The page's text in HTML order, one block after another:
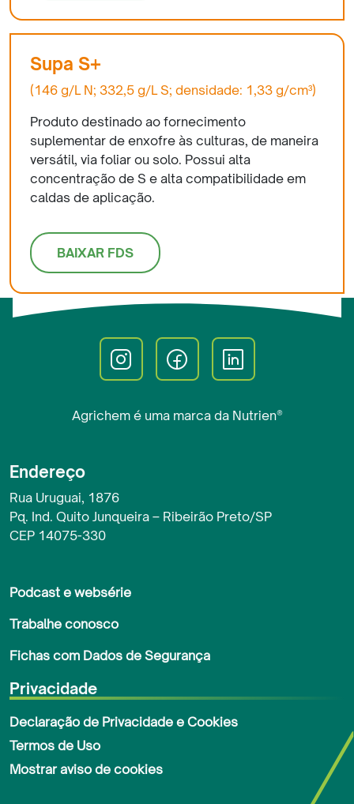
Supa S+
(146 g/L N; 332,5 g/L S; densidade: 1,33 g/cm³)
Produto destinado ao fornecimento
suplementar de enxofre às culturas, de maneira
versátil, via foliar ou solo. Possui alta
concentração de S e alta compatibilidade em
caldas de aplicação.
BAIXAR FDS
Agrichem é uma marca da Nutrien®
Endereço
Rua Uruguai, 1876
Pq. Ind. Quito Junqueira – Ribeirão Preto/SP
CEP 14075-330
Rodapé
Podcast e websérie
Trabalhe conosco
Fichas com Dados de Segurança
Privacidade
Declaração de Privacidade e Cookies
Termos de Uso
Mostrar aviso de cookies